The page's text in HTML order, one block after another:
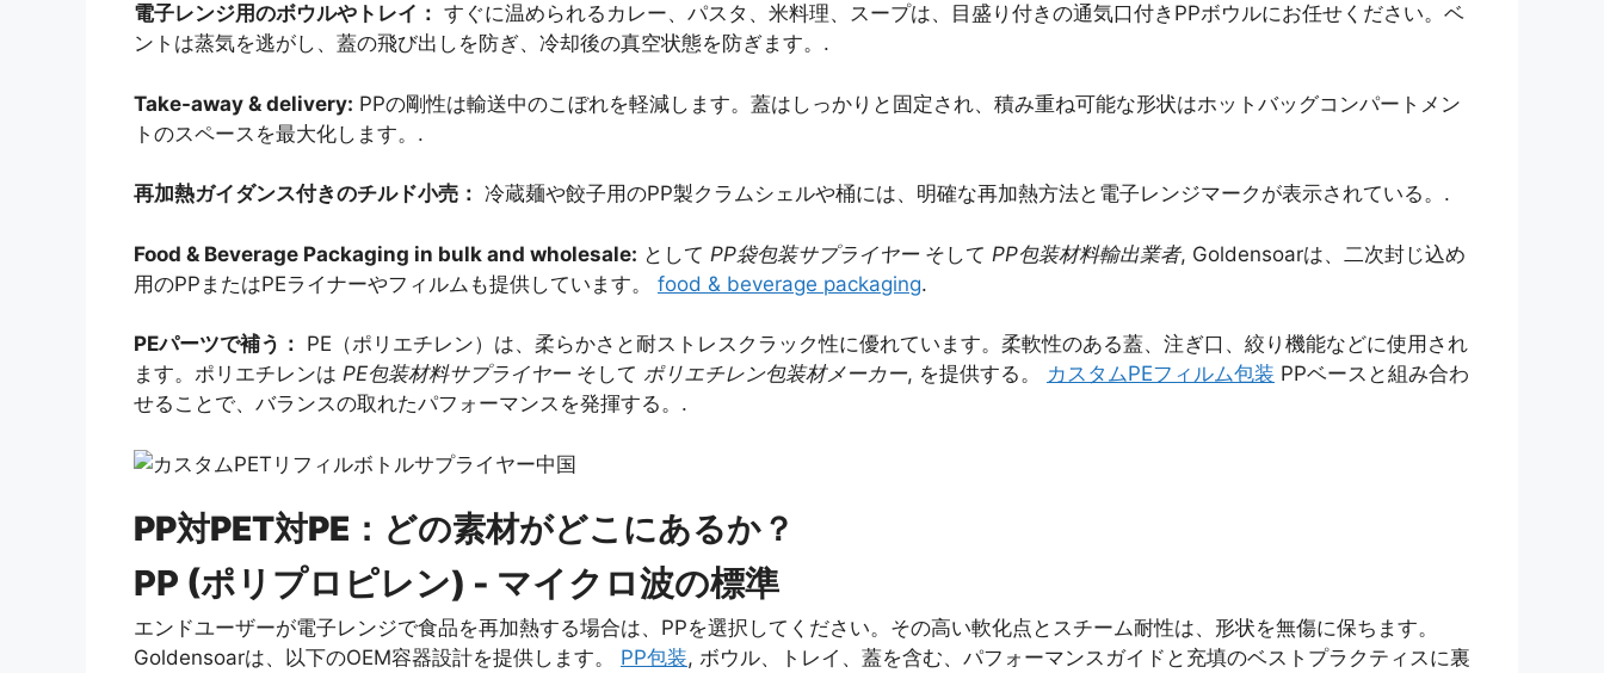
電子レンジ用のボウルやトレイ： すぐに温められるカレー、パスタ、米料理、スープは、目盛り付きの通気口付きPPボウルにお任せください。ベ
ントは蒸気を逃がし、蓋の飛び出しを防ぎ、冷却後の真空状態を防ぎます。.
Take-away & delivery: PPの剛性は輸送中のこぼれを軽減します。蓋はしっかりと固定され、積み重ね可能な形状はホットバッグコンパートメン
トのスペースを最大化します。.
再加熱ガイダンス付きのチルド小売： 冷蔵麺や餃子用のPP製クラムシェルや桶には、明確な再加熱方法と電子レンジマークが表示されている。.
Food & Beverage Packaging in bulk and wholesale: として PP袋包装サプライヤー そして PP包装材料輸出業者, Goldensoarは、二次封じ込め
用のPPまたはPEライナーやフィルムも提供しています。 food & beverage packaging.
PEパーツで補う： PE（ポリエチレン）は、柔らかさと耐ストレスクラック性に優れています。柔軟性のある蓋、注ぎ口、絞り機能などに使用され
ます。ポリエチレンは PE包装材料サプライヤー そして ポリエチレン包装材メーカー, を提供する。 カスタムPEフィルム包装 PPベースと組み合わ
せることで、バランスの取れたパフォーマンスを発揮する。.
PP対PET対PE：どの素材がどこにあるか？
PP (ポリプロピレン) - マイクロ波の標準
エンドユーザーが電子レンジで食品を再加熱する場合は、PPを選択してください。その高い軟化点とスチーム耐性は、形状を無傷に保ちます。
Goldensoarは、以下のOEM容器設計を提供します。 PP包装, ボウル、トレイ、蓋を含む、パフォーマンスガイドと充填のベストプラクティスに裏